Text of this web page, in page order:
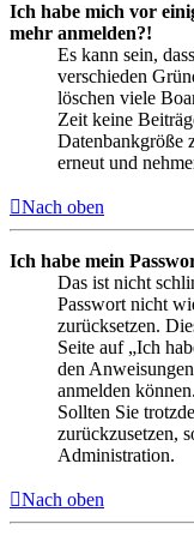
Ich habe mich vor
mehr anmelden?!
Es kann sein,
verschieden
löschen viele
Zeit keine
Datenbankgröße
erneut und
Nach oben
Ich habe mein
Das ist nicht
Passwort nicht
zurücksetzen.
Seite auf „Ich
den
anmelden können.
Sollten Sie
zurückzusetzen,
Administration.
Nach oben